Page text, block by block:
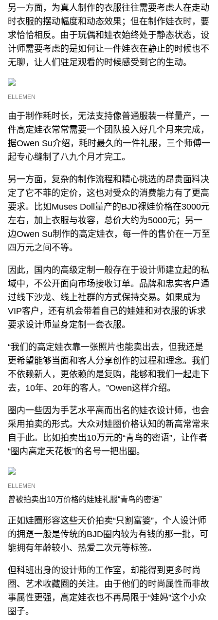
另一方面，为真人制作的衣服往往需要考虑人在走动
时衣服的摆动幅度和动态效果；但在制作娃衣时，要
求恰恰相反。由于玩偶和娃衣始终处于静态状态，设
计师需要考虑的是如何让一件娃衣在静止的时候也不
无聊，让人们驻足观看的时候感受到它的生动。
ELLEMEN
由于制作耗时长，无法支持像普通服装一样量产，一
件高定娃衣常常需要一个团队投入好几个月来完成，
据Owen Su介绍，耗时最久的一件礼服，三个师傅一
起专心缝制了八九个月才完工。
另一方面，复杂的制作流程和精心挑选的昂贵面料决
定了它不菲的定价，这也对受众的消费能力有了更高
要求。比如Muses Doll量产的BJD裸娃价格在3000元
左右，加上衣服与妆容，总价大约为5000元；另一
边Owen Su制作的高定娃衣，每一件的售价在一万至
四万元之间不等。
因此，国内的高级定制一般存在于设计师建立起的私
域中，不公开面向市场接收订单。品牌和忠实客户通
过线下沙龙、线上社群的方式保持交易。如果成为
VIP客户，还有机会带着自己的娃娃和对衣服的诉求
要求设计师量身定制一套衣服。
“我们的高定娃衣靠一张照片也能卖出去，但我还是
更希望能够当面和客人分享创作的过程和理念。我们
不依赖新人，更依赖的是复购，能够和我们一起走下
去，10年、20年的客人。”Owen这样介绍。
圈内一些因为手艺水平高而出名的娃衣设计师，也会
采用拍卖的形式。大众对娃圈价格认知的新高常常来
自于此。比如拍卖出10万元的“青鸟的密语”，让作者
“圈内高定天花板”的名号一把出圈。
ELLEMEN
曾被拍卖出10万价格的娃娃礼服“青鸟的密语”
正如娃圈形容这些天价拍卖“只割富婆”，个人设计师
的拥趸一般是传统的BJD圈内较为有钱的那一批，可
能拥有年龄较小、热爱二次元等标签。
但科班出身的设计师的工作室，却能得到更多时尚
圈、艺术收藏圈的关注。由于他们的时尚属性而非故
事属性更强，高定娃衣也不再局限于“娃妈”这个小众
圈子。